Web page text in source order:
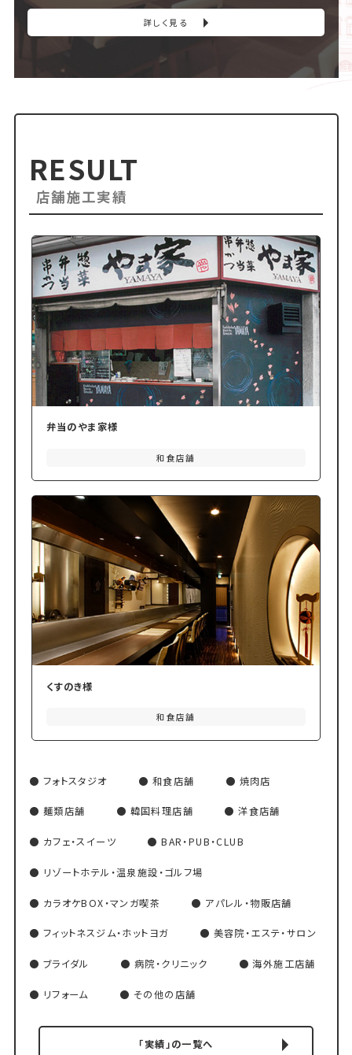
詳しく見る
RESULT
店舗施工実績
弁当のやま家様
和食店舗
くすのき様
和食店舗
フォトスタジオ 和食店舗 焼肉店
麺類店舗 韓国料理店舗 洋食店舗
カフェ・スイーツ BAR・PUB・CLUB
リゾートホテル・温泉施設・ゴルフ場
カラオケBOX・マンガ喫茶 アパレル・物販店舗
フィットネスジム・ホットヨガ 美容院・エステ・サロン
ブライダル 病院・クリニック 海外施工店舗
リフォーム その他の店舗
「実績」の一覧へ